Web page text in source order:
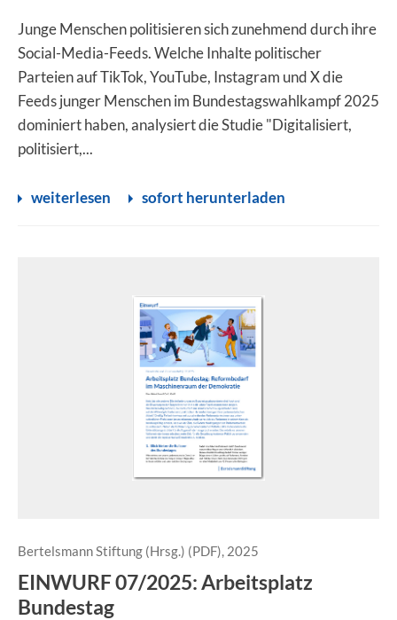
Junge Menschen politisieren sich zunehmend durch ihre
Social-Media-Feeds. Welche Inhalte politischer
Parteien auf TikTok, YouTube, Instagram und X die
Feeds junger Menschen im Bundestagswahlkampf 2025
dominiert haben, analysiert die Studie "Digitalisiert,
politisiert,...
weiterlesen sofort herunterladen
Bertelsmann Stiftung (Hrsg.) (PDF), 2025
EINWURF 07/2025: Arbeitsplatz
Bundestag